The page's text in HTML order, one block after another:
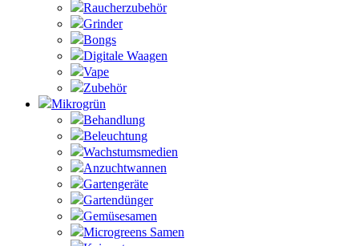
Raucherzubehör
Grinder
Bongs
Digitale Waagen
Vape
Zubehör
Mikrogrün
Behandlung
Beleuchtung
Wachstumsmedien
Anzuchtwannen
Gartengeräte
Gartendünger
Gemüsesamen
Microgreens Samen